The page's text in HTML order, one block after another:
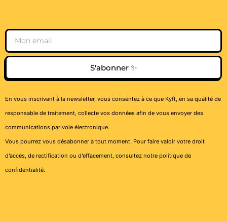
Email
S'abonner ✨
En vous inscrivant à la newsletter, vous consentez à ce que Kyft, en sa qualité de
responsable de traitement, collecte vos données afin de vous envoyer des
communications par voie électronique.
Vous pourrez vous désabonner à tout moment. Pour faire valoir votre droit
d’accès, de rectification ou d’effacement, consultez notre politique de
confidentialité.